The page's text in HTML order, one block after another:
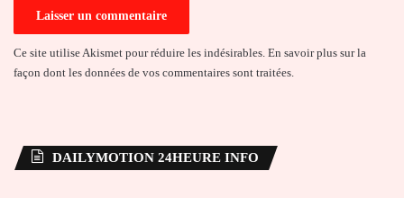
Ce site utilise Akismet pour réduire les indésirables. En savoir plus sur la
façon dont les données de vos commentaires sont traitées.
DAILYMOTION 24HEURE INFO